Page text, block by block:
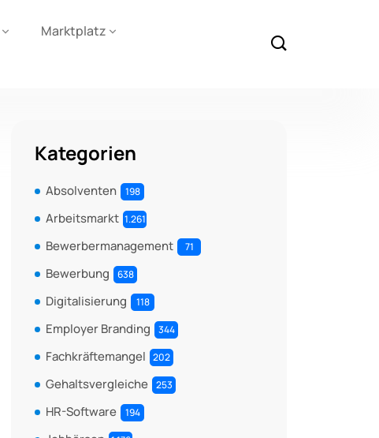
Marktplatz
Kategorien
Absolventen 198
Arbeitsmarkt 1.261
Bewerbermanagement 71
Bewerbung 638
Digitalisierung 118
Employer Branding 344
Fachkräftemangel 202
Gehaltsvergleiche 253
HR-Software 194